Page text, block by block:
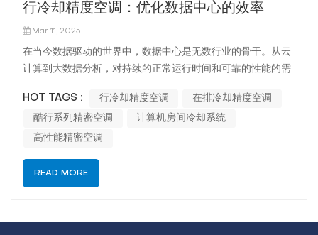
行冷却精度空调：优化数据中心的效率
Mar 11, 2025
在当今数据驱动的世界中，数据中心是无数行业的骨干。从云
计算到大数据分析，对持续的正常运行时间和可靠的性能的需
基础架构的服务器和设备保持一致，最佳的环境。因此，高效
冷却解决方案的重要性不能被夸大。其中， 行冷却精度空调
已成为一种流行的有效方法，用...
HOT TAGS : 行冷却精度空调 在排冷却精度空调
酷行系列精密空调 计算机房间冷却系统
高性能精密空调
READ MORE